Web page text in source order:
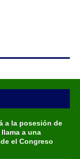
a la posesión de
a una
el Congreso